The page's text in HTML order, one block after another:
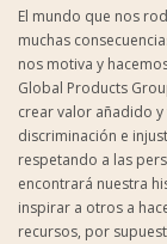
El mundo que nos
muchas
nos motiva y
Global Products
crear valor añadido
discriminación e
respetando a las
encontrará nuestra
inspirar a otros a
recursos, por